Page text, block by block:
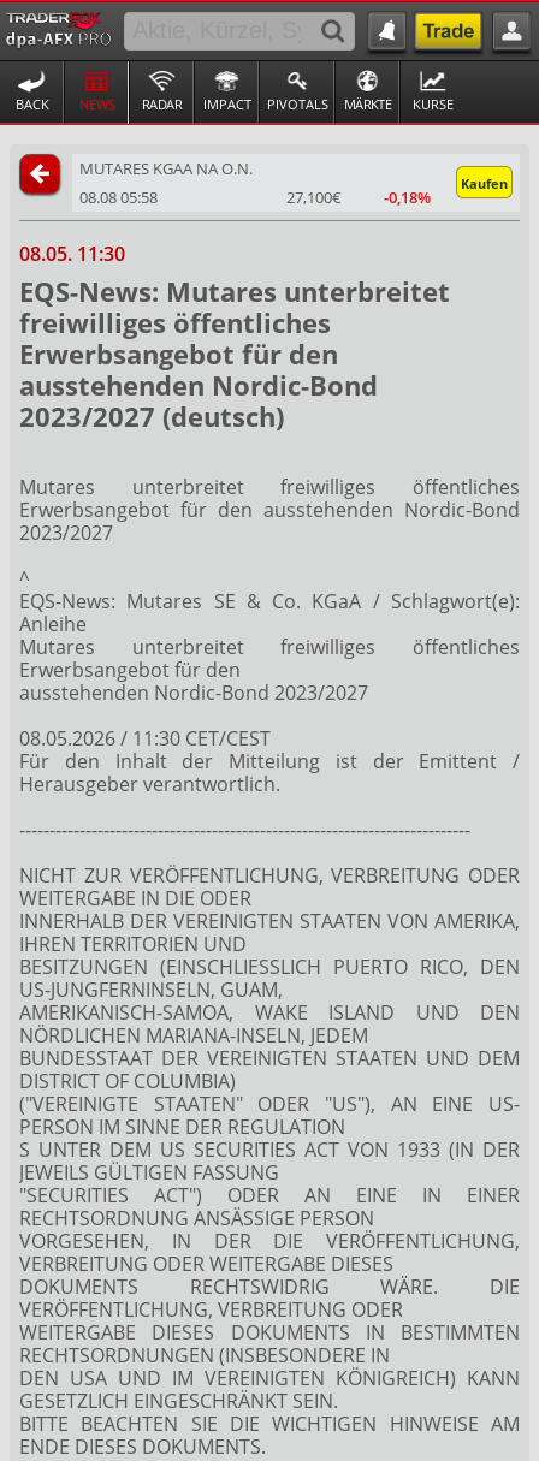
BACK NEWS RADAR IMPACT PIVOTALS MÄRKTE KURSE
MUTARES KGAA NA O.N.
Kaufen
08.08 05:58 27,100€ -0,18%
08.05. 11:30
EQS-News: Mutares unterbreitet
freiwilliges öffentliches
Erwerbsangebot für den
ausstehenden Nordic-Bond
2023/2027 (deutsch)
Mutares unterbreitet freiwilliges öffentliches
Erwerbsangebot für den ausstehenden Nordic-Bond
2023/2027
^
EQS-News: Mutares SE & Co. KGaA / Schlagwort(e):
Anleihe
Mutares unterbreitet freiwilliges öffentliches
Erwerbsangebot für den
ausstehenden Nordic-Bond 2023/2027
08.05.2026 / 11:30 CET/CEST
Für den Inhalt der Mitteilung ist der Emittent /
Herausgeber verantwortlich.
---------------------------------------------------------------------------
NICHT ZUR VERÖFFENTLICHUNG, VERBREITUNG ODER
WEITERGABE IN DIE ODER
INNERHALB DER VEREINIGTEN STAATEN VON AMERIKA,
IHREN TERRITORIEN UND
BESITZUNGEN (EINSCHLIESSLICH PUERTO RICO, DEN
US-JUNGFERNINSELN, GUAM,
AMERIKANISCH-SAMOA, WAKE ISLAND UND DEN
NÖRDLICHEN MARIANA-INSELN, JEDEM
BUNDESSTAAT DER VEREINIGTEN STAATEN UND DEM
DISTRICT OF COLUMBIA)
("VEREINIGTE STAATEN" ODER "US"), AN EINE US-
PERSON IM SINNE DER REGULATION
S UNTER DEM US SECURITIES ACT VON 1933 (IN DER
JEWEILS GÜLTIGEN FASSUNG
"SECURITIES ACT") ODER AN EINE IN EINER
RECHTSORDNUNG ANSÄSSIGE PERSON
VORGESEHEN, IN DER DIE VERÖFFENTLICHUNG,
VERBREITUNG ODER WEITERGABE DIESES
DOKUMENTS RECHTSWIDRIG WÄRE. DIE
VERÖFFENTLICHUNG, VERBREITUNG ODER
WEITERGABE DIESES DOKUMENTS IN BESTIMMTEN
RECHTSORDNUNGEN (INSBESONDERE IN
DEN USA UND IM VEREINIGTEN KÖNIGREICH) KANN
GESETZLICH EINGESCHRÄNKT SEIN.
BITTE BEACHTEN SIE DIE WICHTIGEN HINWEISE AM
ENDE DIESES DOKUMENTS.